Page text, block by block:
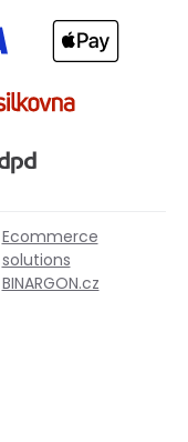
Ecommerce
solutions
BINARGON.cz